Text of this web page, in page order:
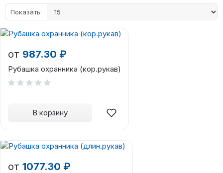
Показать:
от 987.30 ₽
Рубашка охранника (кор.рукав)
В корзину
от 1077.30 ₽